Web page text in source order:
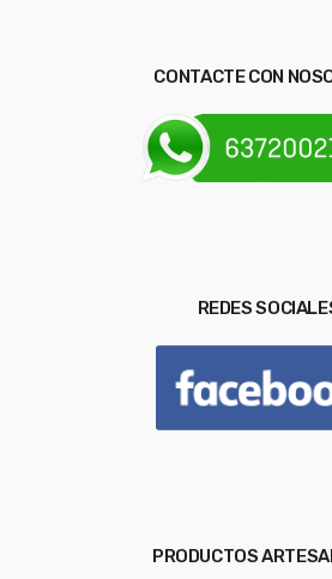
CONTACTE CON
REDES
PRODUCTOS